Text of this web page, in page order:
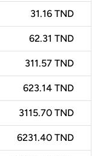
31.16 TND
62.31 TND
311.57 TND
623.14 TND
3115.70 TND
6231.40 TND